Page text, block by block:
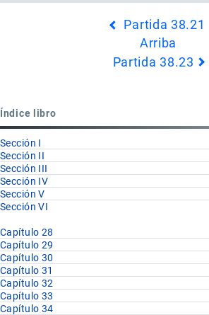
Partida 38.21
Arriba
Partida 38.23
Índice libro
Sección I
Sección II
Sección III
Sección IV
Sección V
Sección VI
Capítulo 28
Capítulo 29
Capítulo 30
Capítulo 31
Capítulo 32
Capítulo 33
Capítulo 34